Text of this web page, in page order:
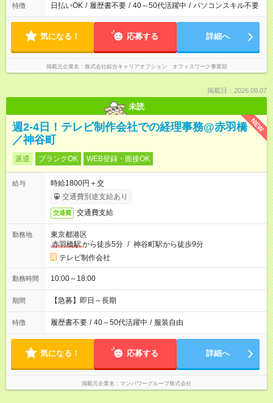
特徴 日払いOK / 履歴書不要 / 40～50代活躍中 / パソコンスキル不要
気になる！ 応募する 詳細へ
掲載元企業名 株式会社綜合キャリアオプション オフィスワーク事業部
掲載日：2026.08.07
未読
NEW
週2-4日！テレビ制作会社での経理事務@赤羽橋
／神谷町
派遣 ブランクOK WEB登録・面接OK
給与
時給1800円＋交
交通費別途支給あり
交通費 交通費支給
勤務地
東京都港区
赤羽橋駅から徒歩5分 / 神谷町駅から徒歩9分
テレビ制作会社
勤務時間 10:00～18:00
期間 【急募】即日～長期
特徴 履歴書不要 / 40～50代活躍中 / 服装自由
気になる！ 応募する 詳細へ
掲載元企業名 マンパワーグループ株式会社